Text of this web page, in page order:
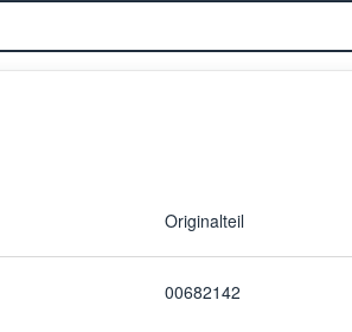
Originalteil
00682142